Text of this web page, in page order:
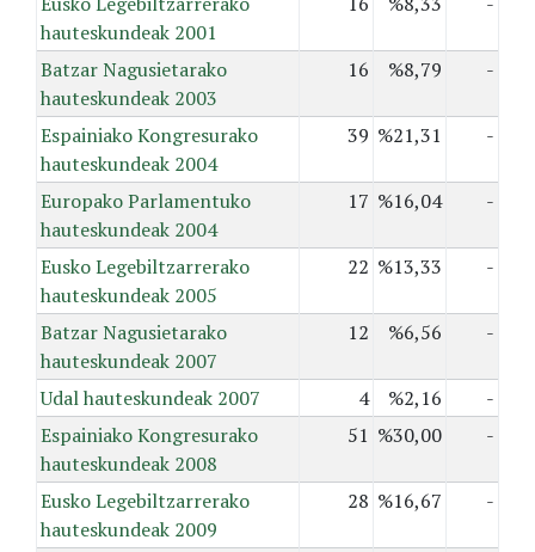
hauteskundeak 2001
Batzar Nagusietarako
hauteskundeak 2003
16 %8,79 -
Espainiako Kongresurako
hauteskundeak 2004
39 %21,31 -
Europako Parlamentuko
hauteskundeak 2004
17 %16,04 -
Eusko Legebiltzarrerako
hauteskundeak 2005
22 %13,33 -
Batzar Nagusietarako
hauteskundeak 2007
12 %6,56 -
Udal hauteskundeak 2007 4 %2,16
-
Espainiako Kongresurako
hauteskundeak 2008
51 %30,00 -
Eusko Legebiltzarrerako
hauteskundeak 2009
28 %16,67 -